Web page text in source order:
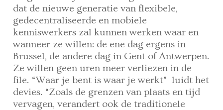
dat de nieuwe generatie van flexibele,
gedecentraliseerde en mobiele
kenniswerkers zal kunnen werken waar en
wanneer ze willen: de ene dag ergens in
Brussel, de andere dag in Gent of Antwerpen.
Ze willen geen uren meer verliezen in de
file. “Waar je bent is waar je werkt” luidt het
devies. “Zoals de grenzen van plaats en tijd
vervagen, verandert ook de traditionele